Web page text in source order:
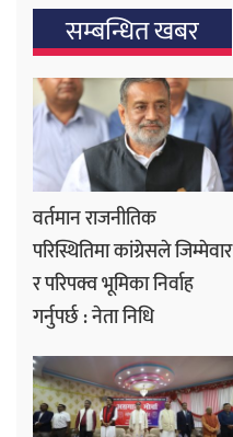
सम्बन्धित खबर
वर्तमान राजनीतिक
परिस्थितिमा कांग्रेसले जिम्मेवार
र परिपक्व भूमिका निर्वाह
गर्नुपर्छ : नेता निधि